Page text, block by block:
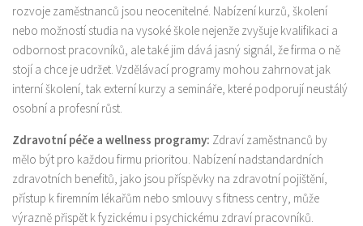
rozvoje zaměstnanců jsou neocenitelné. Nabízení kurzů, školení
nebo možností studia na vysoké škole nejenže zvyšuje kvalifikaci a
odbornost pracovníků, ale také jim dává jasný signál, že firma o ně
stojí a chce je udržet. Vzdělávací programy mohou zahrnovat jak
interní školení, tak externí kurzy a semináře, které podporují neustálý
osobní a profesní růst.
Zdravotní péče a wellness programy: Zdraví zaměstnanců by
mělo být pro každou firmu prioritou. Nabízení nadstandardních
zdravotních benefitů, jako jsou příspěvky na zdravotní pojištění,
přístup k firemním lékařům nebo smlouvy s fitness centry, může
výrazně přispět k fyzickému i psychickému zdraví pracovníků.